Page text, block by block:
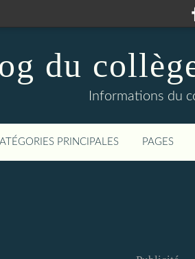
du
Informations du
PRINCIPALES PAGES